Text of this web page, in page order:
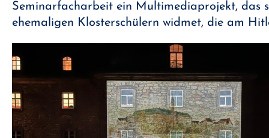
Seminarfacharbeit ein Multimediaprojekt, das
ehemaligen Klosterschülern widmet, die am